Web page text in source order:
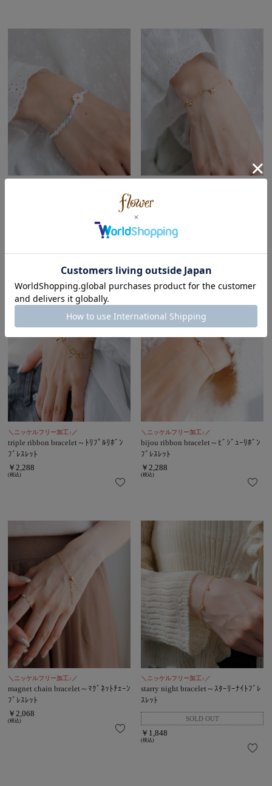
ﾌﾞﾚｽﾚｯﾄ
(税込)
＼ニッケルフリー加工♪／
triple ribbon bracelet～ﾄﾘﾌﾟﾙﾘﾎﾞﾝ
ﾌﾞﾚｽﾚｯﾄ
￥2,288
(税込)
＼ニッケルフリー加工♪／
bijou ribbon bracelet～ﾋﾞｼﾞｭｰﾘﾎﾞﾝ
ﾌﾞﾚｽﾚｯﾄ
￥2,288
(税込)
＼ニッケルフリー加工♪／
magnet chain bracelet～ﾏｸﾞﾈｯﾄﾁｪｰﾝ
ﾌﾞﾚｽﾚｯﾄ
￥2,068
(税込)
＼ニッケルフリー加工♪／
starry night bracelet～ｽﾀｰﾘｰﾅｲﾄﾌﾞﾚ
ｽﾚｯﾄ
￥1,848
(税込)